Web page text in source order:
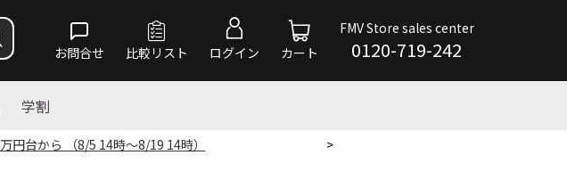
お問合せ 比較リスト ログイン カート
FMV Store sales center
0120-719-242
学割
万円台から （8/5 14時～8/19 14時） >